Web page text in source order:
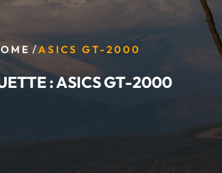
/ASICS GT-2000
:ASICS GT-2000